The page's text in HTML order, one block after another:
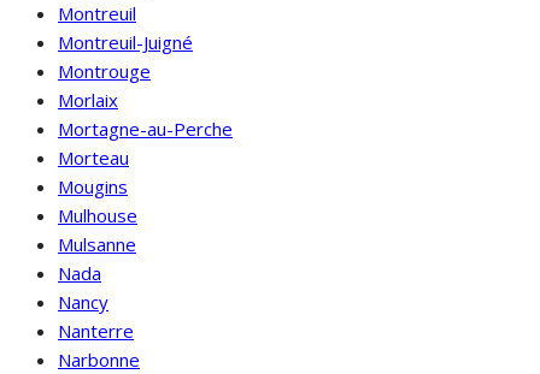
Montreuil
Montreuil-Juigné
Montrouge
Morlaix
Mortagne-au-Perche
Morteau
Mougins
Mulhouse
Mulsanne
Nada
Nancy
Nanterre
Narbonne